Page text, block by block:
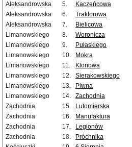
Aleksandrowska
5. Kaczeńcowa
Aleksandrowska
6. Traktorowa
Aleksandrowska
7. Bielicowa
Limanowskiego
8. Woronicza
Limanowskiego
9. Pułaskiego
Limanowskiego
10. Mokra
Limanowskiego
11. Klonowa
Limanowskiego
12. Sierakowskiego
Limanowskiego
13. Piwna
Limanowskiego
14. Zachodnia
Zachodnia
15. Lutomierska
Zachodnia
16. Manufaktura
Zachodnia
17. Legionów
Zachodnia
18. Próchnika